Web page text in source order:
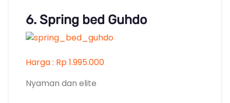
6. Spring bed Guhdo
Harga : Rp 1.995.000
Nyaman dan elite